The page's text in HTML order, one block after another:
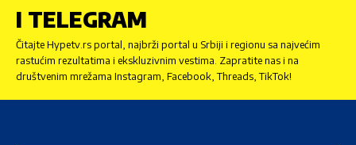
I TELEGRAM
Čitajte Hypetv.rs portal, najbrži portal u Srbiji i regionu sa najvećim
rastućim rezultatima i ekskluzivnim vestima. Zapratite nas i na
društvenim mrežama Instagram, Facebook, Threads, TikTok!